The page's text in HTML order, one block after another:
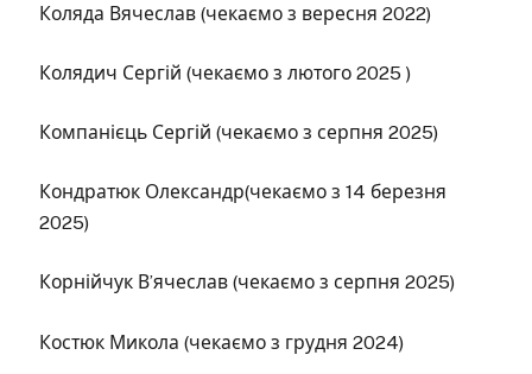
Коляда Вячеслав (чекаємо з вересня 2022)
Колядич Сергій (чекаємо з лютого 2025 )
Компанієць Сергій (чекаємо з серпня 2025)
Кондратюк Олександр(чекаємо з 14 березня
2025)
Корнійчук В’ячеслав (чекаємо з серпня 2025)
Костюк Микола (чекаємо з грудня 2024)